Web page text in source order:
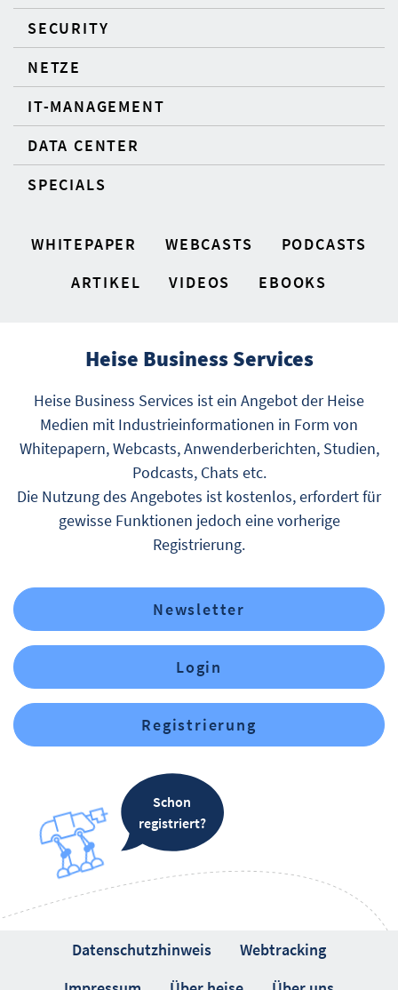
SECURITY
NETZE
IT-MANAGEMENT
DATA CENTER
SPECIALS
WHITEPAPER WEBCASTS
PODCASTS
ARTIKEL
VIDEOS EBOOKS
Heise Business Services
Heise Business Services ist ein Angebot der Heise
Medien mit Industrieinformationen in Form von
Whitepapern, Webcasts, Anwenderberichten, Studien,
Podcasts, Chats etc.
Die Nutzung des Angebotes ist kostenlos, erfordert für
gewisse Funktionen jedoch eine vorherige
Registrierung.
Newsletter
Login
Registrierung
Schon
registriert?
Datenschutzhinweis
Webtracking